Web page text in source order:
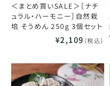
＜まとめ買いSALE＞［ナチ
ュラル・ハーモニー］自然栽
培 そうめん 250g 3個セット
¥2,109 （税込）